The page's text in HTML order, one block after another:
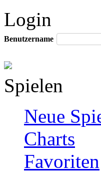
Login
Benutzername
Spielen
Neue
Charts
Favoriten